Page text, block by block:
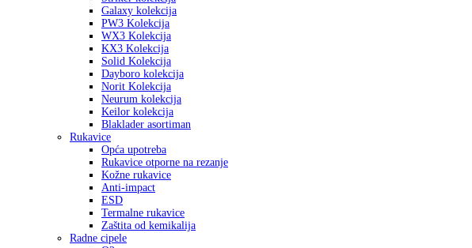
Galaxy kolekcija
PW3 Kolekcija
WX3 Kolekcija
KX3 Kolekcija
Solid Kolekcija
Dayboro kolekcija
Norit Kolekcija
Neurum kolekcija
Keilor kolekcija
Blaklader asortiman
Rukavice
Opća upotreba
Rukavice otporne na rezanje
Kožne rukavice
Anti-impact
ESD
Termalne rukavice
Zaštita od kemikalija
Radne cipele